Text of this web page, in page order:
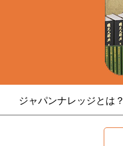
ジャパンナレッジとは？